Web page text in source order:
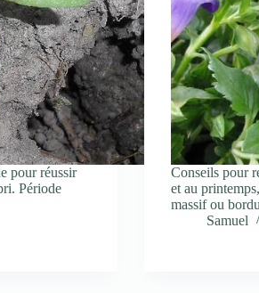
pour réussir
Période
Conseils pour
et au
massif ou
Samuel